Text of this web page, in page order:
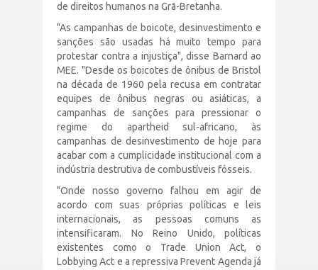
de direitos humanos na Grã-Bretanha.
"As campanhas de boicote, desinvestimento e
sanções são usadas há muito tempo para
protestar contra a injustiça", disse Barnard ao
MEE. "Desde os boicotes de ônibus de Bristol
na década de 1960 pela recusa em contratar
equipes de ônibus negras ou asiáticas, a
campanhas de sanções para pressionar o
regime do apartheid sul-africano, às
campanhas de desinvestimento de hoje para
acabar com a cumplicidade institucional com a
indústria destrutiva de combustíveis fósseis.
"Onde nosso governo falhou em agir de
acordo com suas próprias políticas e leis
internacionais, as pessoas comuns as
intensificaram. No Reino Unido, políticas
existentes como o Trade Union Act, o
Lobbying Act e a repressiva Prevent Agenda já